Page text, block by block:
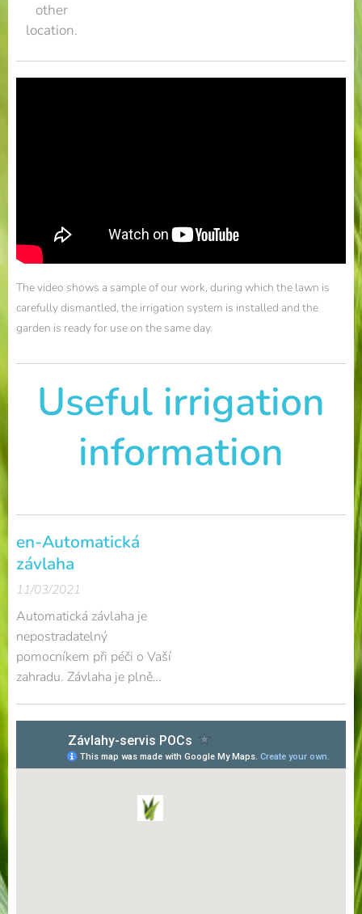
other
location.
The video shows a sample of our work, during which the lawn is
carefully dismantled, the irrigation system is installed and the
garden is ready for use on the same day.
Useful irrigation
information
en-Automatická
závlaha
11/03/2021
Automatická závlaha je
nepostradatelný
pomocníkem při péči o Vaší
zahradu. Závlaha je plně
užívání zahrady, ani sekání
trávy. Při zavlažování již
není potřeba Vaší
dovolené jsou pohledy na